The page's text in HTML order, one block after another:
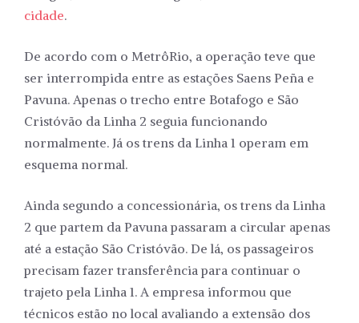
cidade.
De acordo com o MetrôRio, a operação teve que
ser interrompida entre as estações Saens Peña e
Pavuna. Apenas o trecho entre Botafogo e São
Cristóvão da Linha 2 seguia funcionando
normalmente. Já os trens da Linha 1 operam em
esquema normal.
Ainda segundo a concessionária, os trens da Linha
2 que partem da Pavuna passaram a circular apenas
até a estação São Cristóvão. De lá, os passageiros
precisam fazer transferência para continuar o
trajeto pela Linha 1. A empresa informou que
técnicos estão no local avaliando a extensão dos